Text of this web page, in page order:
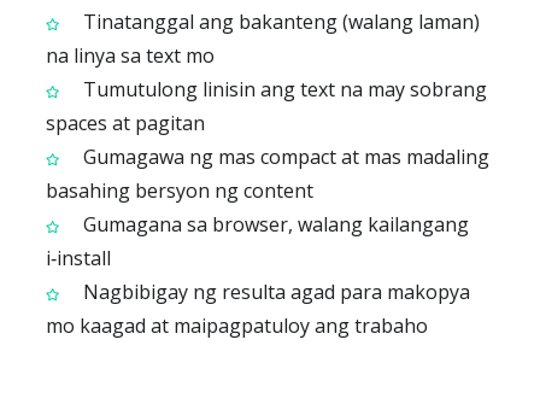
Tinatanggal ang bakanteng (walang laman)
na linya sa text mo
Tumutulong linisin ang text na may sobrang
spaces at pagitan
Gumagawa ng mas compact at mas madaling
basahing bersyon ng content
Gumagana sa browser, walang kailangang
i‑install
Nagbibigay ng resulta agad para makopya
mo kaagad at maipagpatuloy ang trabaho